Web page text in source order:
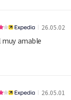
26.05.02
muy amable
26.05.01